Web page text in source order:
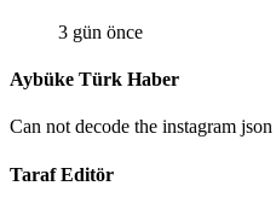
3 gün önce
Aybüke Türk Haber
Can not decode the instagram json
Taraf Editör